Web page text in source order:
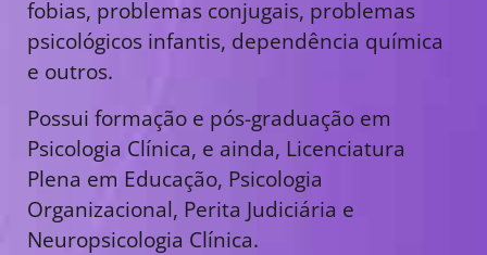
fobias, problemas conjugais, problemas
psicológicos infantis, dependência química
e outros.
Possui formação e pós-graduação em
Psicologia Clínica, e ainda, Licenciatura
Plena em Educação, Psicologia
Organizacional, Perita Judiciária e
Neuropsicologia Clínica.